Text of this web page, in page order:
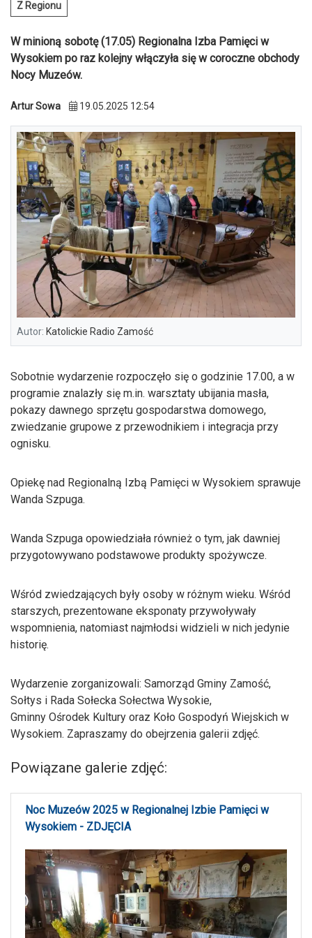
Z Regionu
W minioną sobotę (17.05) Regionalna Izba Pamięci w
Wysokiem po raz kolejny włączyła się w coroczne obchody
Nocy Muzeów.
Artur Sowa 19.05.2025 12:54
Autor: Katolickie Radio Zamość
Sobotnie wydarzenie rozpoczęło się o godzinie 17.00, a w
programie znalazły się m.in. warsztaty ubijania masła,
pokazy dawnego sprzętu gospodarstwa domowego,
zwiedzanie grupowe z przewodnikiem i integracja przy
ognisku.
Opiekę nad Regionalną Izbą Pamięci w Wysokiem sprawuje
Wanda Szpuga.
Wanda Szpuga opowiedziała również o tym, jak dawniej
przygotowywano podstawowe produkty spożywcze.
Wśród zwiedzających były osoby w różnym wieku. Wśród
starszych, prezentowane eksponaty przywoływały
wspomnienia, natomiast najmłodsi widzieli w nich jedynie
historię.
Wydarzenie zorganizowali: Samorząd Gminy Zamość,
Sołtys i Rada Sołecka Sołectwa Wysokie,
Gminny Ośrodek Kultury oraz Koło Gospodyń Wiejskich w
Wysokiem. Zapraszamy do obejrzenia galerii zdjęć.
Powiązane galerie zdjęć:
Noc Muzeów 2025 w Regionalnej Izbie Pamięci w
Wysokiem - ZDJĘCIA